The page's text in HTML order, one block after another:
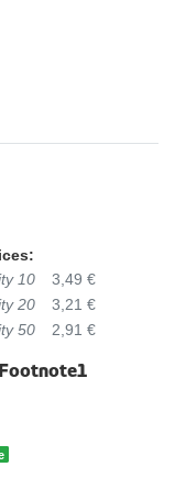
10
3,49 €
20
3,21 €
50
2,91 €